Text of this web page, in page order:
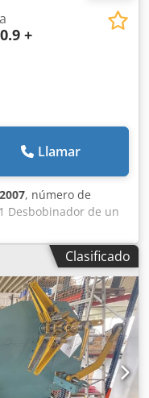
+
Llamar
2007, número de
Desbobinador de un
fabricación: 1995
de carga
máximo del rollo: 1.800
presión: hidráulico
auxiliar y freno
de
Lg 33221
LORENZ BRM
de máquina:
mm Número de
Clasificado